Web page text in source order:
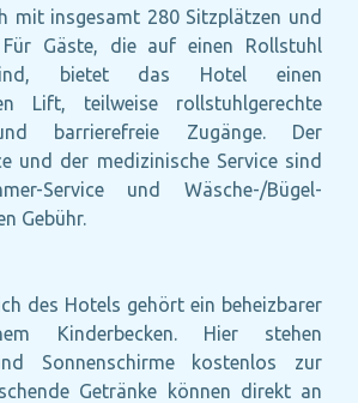
mit insgesamt 280 Sitzplätzen und
Für Gäste, die auf einen Rollstuhl
bietet das Hotel einen
Lift, teilweise rollstuhlgerechte
barrierefreie Zugänge. Der
und der medizinische Service sind
Service und Wäsche-/Bügel-
Gebühr.
des Hotels gehört ein beheizbarer
Kinderbecken. Hier stehen
Sonnenschirme kostenlos zur
Getränke können direkt an